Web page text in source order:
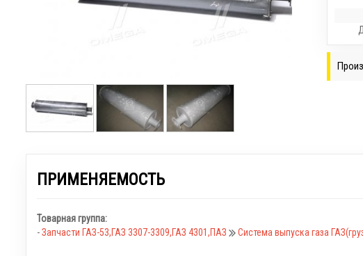
ПРИМЕНЯЕМОСТЬ
Товарная группа:
-Запчасти ГАЗ-53,ГАЗ 3307-3309,ГАЗ 4301,ПАЗ Система выпуска газа